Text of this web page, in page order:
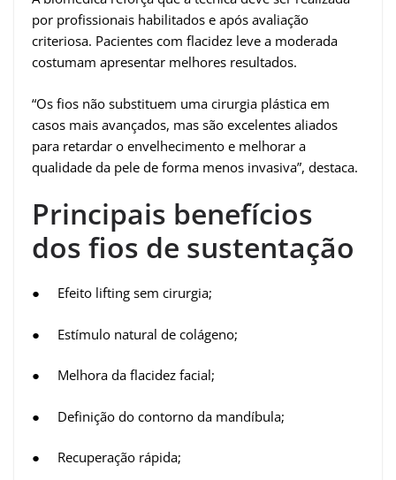
por profissionais habilitados e após avaliação
criteriosa. Pacientes com flacidez leve a moderada
costumam apresentar melhores resultados.
“Os fios não substituem uma cirurgia plástica em
casos mais avançados, mas são excelentes aliados
para retardar o envelhecimento e melhorar a
qualidade da pele de forma menos invasiva”, destaca.
Principais benefícios
dos fios de sustentação
● Efeito lifting sem cirurgia;
● Estímulo natural de colágeno;
● Melhora da flacidez facial;
● Definição do contorno da mandíbula;
● Recuperação rápida;